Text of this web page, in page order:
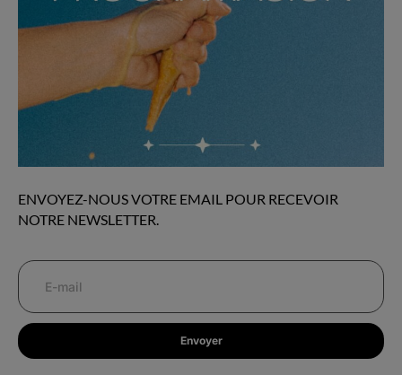
ENVOYEZ-NOUS VOTRE EMAIL POUR RECEVOIR
NOTRE NEWSLETTER.
Envoyer